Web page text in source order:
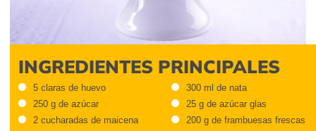
INGREDIENTES PRINCIPALES
5 claras de huevo
250 g de azúcar
2 cucharadas de maicena
300 ml de nata
25 g de azúcar glas
200 g de frambuesas frescas